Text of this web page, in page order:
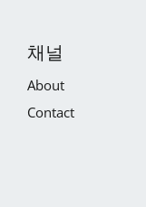
채널
About
Contact